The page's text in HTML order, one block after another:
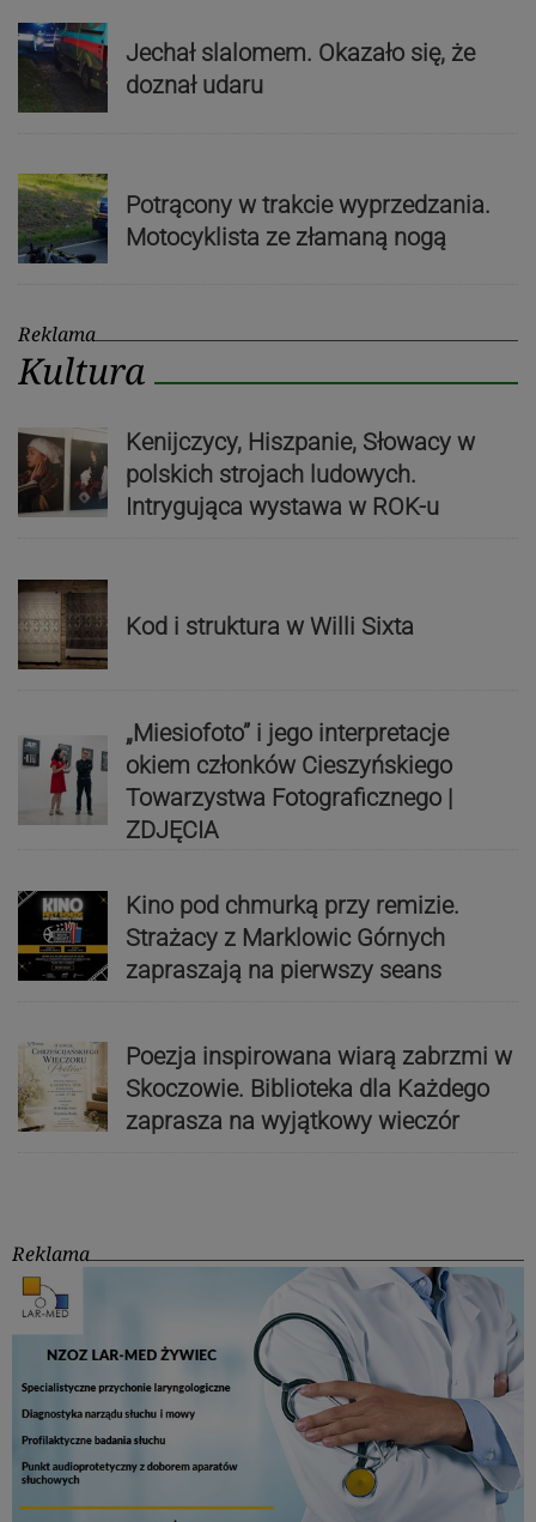
Jechał slalomem. Okazało się, że
doznał udaru
Potrącony w trakcie wyprzedzania.
Motocyklista ze złamaną nogą
Reklama
Kultura
Kenijczycy, Hiszpanie, Słowacy w
polskich strojach ludowych.
Intrygująca wystawa w ROK-u
Kod i struktura w Willi Sixta
„Miesiofoto” i jego interpretacje
okiem członków Cieszyńskiego
Towarzystwa Fotograficznego |
ZDJĘCIA
Kino pod chmurką przy remizie.
Strażacy z Marklowic Górnych
zapraszają na pierwszy seans
Poezja inspirowana wiarą zabrzmi w
Skoczowie. Biblioteka dla Każdego
zaprasza na wyjątkowy wieczór
Reklama